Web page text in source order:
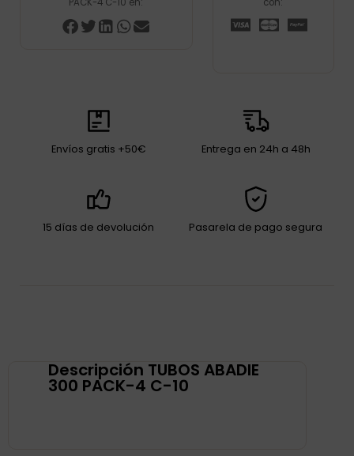
Envíos gratis +50€ Entrega en 24h a 48h
15 días de devolución Pasarela de pago segura
Descripción TUBOS ABADIE
300 PACK-4 C-10